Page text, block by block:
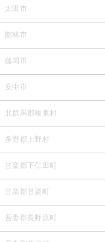
太田市
館林市
藤岡市
安中市
北群馬郡榛東村
多野郡上野村
甘楽郡下仁田町
甘楽郡甘楽町
吾妻郡長野原町